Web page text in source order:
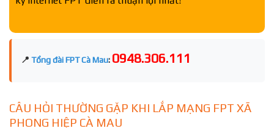
📍 Tổng đài FPT Cà Mau: 0948.306.111
CÂU HỎI THƯỜNG GẶP KHI LẮP MẠNG FPT XÃ
PHONG HIỆP CÀ MAU